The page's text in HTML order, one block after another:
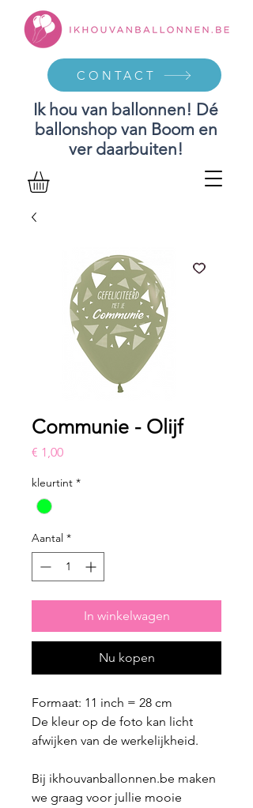
Ik hou van ballonnen! Dé
ballonshop van Boom en
ver daarbuiten!
CONTACT
Communie - Olijf
€ 1,00Prijs
kleurtint *
Aantal *
In winkelwagen
Nu kopen
Formaat: 11 inch = 28 cm
De kleur op de foto kan licht
afwijken van de werkelijkheid.
Bij ikhouvanballonnen.be maken
we graag voor jullie mooie